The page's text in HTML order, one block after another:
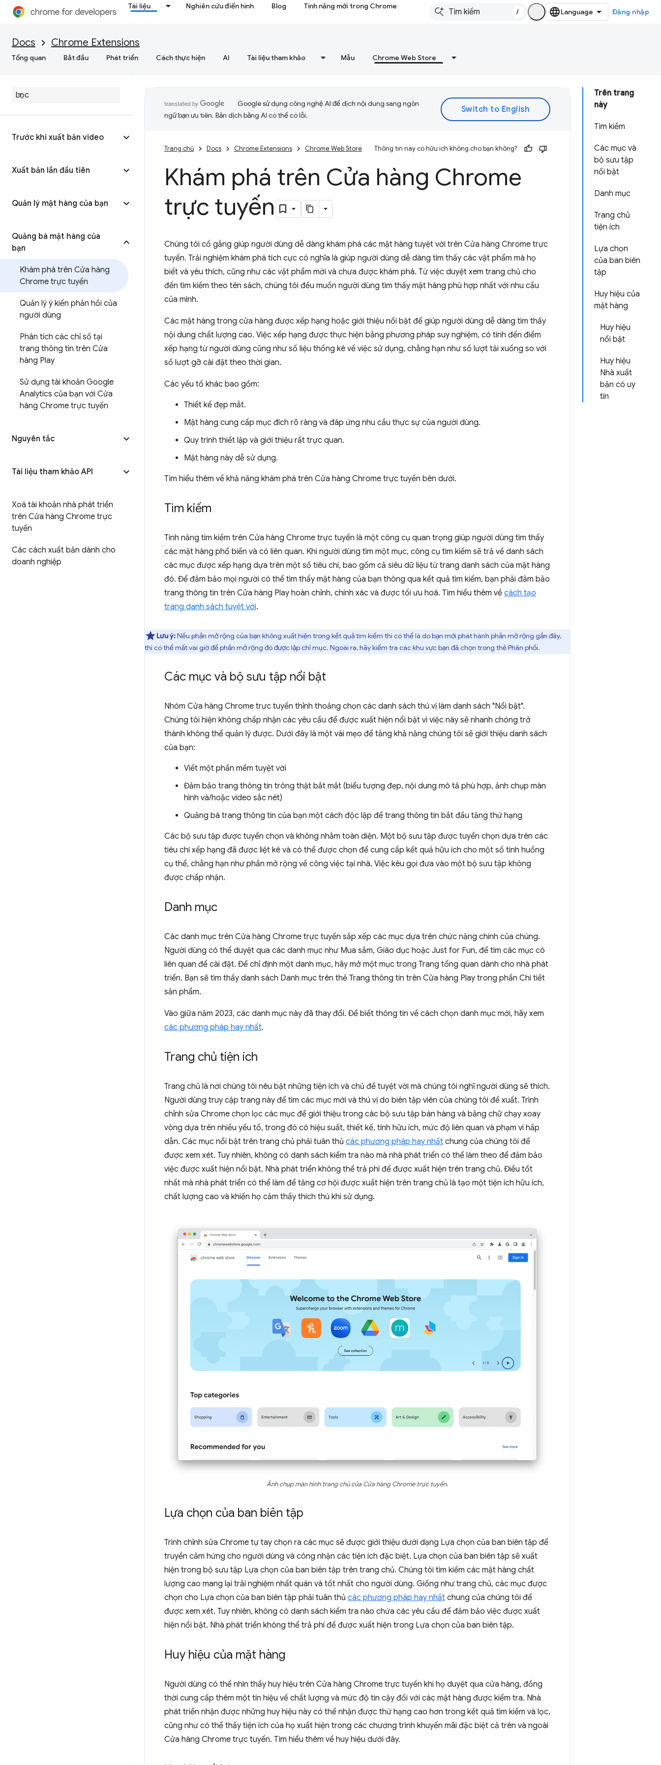
Tài liệu Nghiên cứu điển hình Blog Tính năng mới trong Chrome
/ Đăng nhập
Docs Chrome Extensions
Tổng quan Bắt đầu Phát triển Cách thực hiện AI Tài liệu tham khảo Mẫu Chrome Web Store
Trước khi xuất bản video
Xuất bản lần đầu tiên
Quản lý mặt hàng của bạn
Quảng bá mặt hàng của
bạn
Khám phá trên Cửa hàng
Chrome trực tuyến
Quản lý ý kiến phản hồi của
người dùng
Phân tích các chỉ số tại
trang thông tin trên Cửa
hàng Play
Sử dụng tài khoản Google
Analytics của bạn với Cửa
hàng Chrome trực tuyến
Nguyên tắc
Tài liệu tham khảo API
Xoá tài khoản nhà phát triển
trên Cửa hàng Chrome trực
tuyến
Các cách xuất bản dành cho
doanh nghiệp
Trên trang
này
Tìm kiếm
Các mục và
bộ sưu tập
nổi bật
Danh mục
Trang chủ
tiện ích
Lựa chọn
của ban biên
tập
Huy hiệu của
mặt hàng
Huy hiệu
nổi bật
Huy hiệu
Nhà xuất
bản có uy
tín
Google sử dụng công nghệ AI để dịch nội dung sang ngôn
ngữ bạn ưu tiên. Bản dịch bằng AI có thể có lỗi.
Trang chủ Docs Chrome Extensions Chrome Web Store Thông tin này có hữu ích không cho bạn không?
Khám phá trên Cửa hàng Chrome
trực tuyến
Chúng tôi cố gắng giúp người dùng dễ dàng khám phá các mặt hàng tuyệt vời trên Cửa hàng Chrome trực
tuyến. Trải nghiệm khám phá tích cực có nghĩa là giúp người dùng dễ dàng tìm thấy các vật phẩm mà họ
biết và yêu thích, cũng như các vật phẩm mới và chưa được khám phá. Từ việc duyệt xem trang chủ cho
đến tìm kiếm theo tên sách, chúng tôi đều muốn người dùng tìm thấy mặt hàng phù hợp nhất với nhu cầu
của mình.
Các mặt hàng trong cửa hàng được xếp hạng hoặc giới thiệu nổi bật để giúp người dùng dễ dàng tìm thấy
nội dung chất lượng cao. Việc xếp hạng được thực hiện bằng phương pháp suy nghiệm, có tính đến điểm
xếp hạng từ người dùng cũng như số liệu thống kê về việc sử dụng, chẳng hạn như số lượt tải xuống so với
số lượt gỡ cài đặt theo thời gian.
Các yếu tố khác bao gồm:
Thiết kế đẹp mắt.
Mặt hàng cung cấp mục đích rõ ràng và đáp ứng nhu cầu thực sự của người dùng.
Quy trình thiết lập và giới thiệu rất trực quan.
Mặt hàng này dễ sử dụng.
Tìm hiểu thêm về khả năng khám phá trên Cửa hàng Chrome trực tuyến bên dưới.
Tìm kiếm
Tính năng tìm kiếm trên Cửa hàng Chrome trực tuyến là một công cụ quan trọng giúp người dùng tìm thấy
các mặt hàng phổ biến và có liên quan. Khi người dùng tìm một mục, công cụ tìm kiếm sẽ trả về danh sách
các mục được xếp hạng dựa trên một số tiêu chí, bao gồm cả siêu dữ liệu từ trang danh sách của mặt hàng
đó. Để đảm bảo mọi người có thể tìm thấy mặt hàng của bạn thông qua kết quả tìm kiếm, bạn phải đảm bảo
trang thông tin trên Cửa hàng Play hoàn chỉnh, chính xác và được tối ưu hoá. Tìm hiểu thêm về cách tạo
trang danh sách tuyệt vời.
Lưu ý:Nếu phần mở rộng của bạn không xuất hiện trong kết quả tìm kiếm thì có thể là do bạn mới phát hành phần mở rộng gần đây,
thì có thể mất vài giờ để phần mở rộng đó được lập chỉ mục. Ngoài ra, hãy kiểm tra các khu vực bạn đã chọn trong thẻ Phân phối.
Các mục và bộ sưu tập nổi bật
Nhóm Cửa hàng Chrome trực tuyến thỉnh thoảng chọn các danh sách thú vị làm danh sách "Nổi bật".
Chúng tôi hiện không chấp nhận các yêu cầu để được xuất hiện nổi bật vì việc này sẽ nhanh chóng trở
thành không thể quản lý được. Dưới đây là một vài mẹo để tăng khả năng chúng tôi sẽ giới thiệu danh sách
của bạn:
Viết một phần mềm tuyệt vời
Đảm bảo trang thông tin trông thật bắt mắt (biểu tượng đẹp, nội dung mô tả phù hợp, ảnh chụp màn
hình và/hoặc video sắc nét)
Quảng bá trang thông tin của bạn một cách độc lập để trang thông tin bắt đầu tăng thứ hạng
Các bộ sưu tập được tuyển chọn và không nhằm toàn diện. Một bộ sưu tập được tuyển chọn dựa trên các
tiêu chí xếp hạng đã được liệt kê và có thể được chọn để cung cấp kết quả hữu ích cho một số tình huống
cụ thể, chẳng hạn như phần mở rộng về công việc tại nhà. Việc kêu gọi đưa vào một bộ sưu tập không
được chấp nhận.
Danh mục
Các danh mục trên Cửa hàng Chrome trực tuyến sắp xếp các mục dựa trên chức năng chính của chúng.
Người dùng có thể duyệt qua các danh mục như Mua sắm, Giáo dục hoặc Just for Fun, để tìm các mục có
liên quan để cài đặt. Để chỉ định một danh mục, hãy mở một mục trong Trang tổng quan dành cho nhà phát
triển. Bạn sẽ tìm thấy danh sách Danh mục trên thẻ Trang thông tin trên Cửa hàng Play trong phần Chi tiết
sản phẩm.
Vào giữa năm 2023, các danh mục này đã thay đổi. Để biết thông tin về cách chọn danh mục mới, hãy xem
các phương pháp hay nhất.
Trang chủ tiện ích
Trang chủ là nơi chúng tôi nêu bật những tiện ích và chủ đề tuyệt vời mà chúng tôi nghĩ người dùng sẽ thích.
Người dùng truy cập trang này để tìm các mục mới và thú vị do biên tập viên của chúng tôi đề xuất. Trình
chỉnh sửa Chrome chọn lọc các mục để giới thiệu trong các bộ sưu tập bán hàng và bảng chữ chạy xoay
vòng dựa trên nhiều yếu tố, trong đó có hiệu suất, thiết kế, tính hữu ích, mức độ liên quan và phạm vi hấp
dẫn. Các mục nổi bật trên trang chủ phải tuân thủ các phương pháp hay nhất chung của chúng tôi để
được xem xét. Tuy nhiên, không có danh sách kiểm tra nào mà nhà phát triển có thể làm theo để đảm bảo
việc được xuất hiện nổi bật. Nhà phát triển không thể trả phí để được xuất hiện trên trang chủ. Điều tốt
nhất mà nhà phát triển có thể làm để tăng cơ hội được xuất hiện trên trang chủ là tạo một tiện ích hữu ích,
chất lượng cao và khiến họ cảm thấy thích thú khi sử dụng.
Ảnh chụp màn hình trang chủ của Cửa hàng Chrome trực tuyến.
Lựa chọn của ban biên tập
Trình chỉnh sửa Chrome tự tay chọn ra các mục sẽ được giới thiệu dưới dạng Lựa chọn của ban biên tập để
truyền cảm hứng cho người dùng và công nhận các tiện ích đặc biệt. Lựa chọn của ban biên tập sẽ xuất
hiện trong bộ sưu tập Lựa chọn của ban biên tập trên trang chủ. Chúng tôi tìm kiếm các mặt hàng chất
lượng cao mang lại trải nghiệm nhất quán và tốt nhất cho người dùng. Giống như trang chủ, các mục được
chọn cho Lựa chọn của ban biên tập phải tuân thủ các phương pháp hay nhất chung của chúng tôi để
được xem xét. Tuy nhiên, không có danh sách kiểm tra nào chứa các yêu cầu để đảm bảo việc được xuất
hiện nổi bật. Nhà phát triển không thể trả phí để được xuất hiện trong Lựa chọn của ban biên tập.
Huy hiệu của mặt hàng
Người dùng có thể nhìn thấy huy hiệu trên Cửa hàng Chrome trực tuyến khi họ duyệt qua cửa hàng, đồng
thời cung cấp thêm một tín hiệu về chất lượng và mức độ tin cậy đối với các mặt hàng được kiểm tra. Nhà
phát triển nhận được những huy hiệu này có thể nhận được thứ hạng cao hơn trong kết quả tìm kiếm và lọc,
cũng như có thể thấy tiện ích của họ xuất hiện trong các chương trình khuyến mãi đặc biệt cả trên và ngoài
Cửa hàng Chrome trực tuyến. Tìm hiểu thêm về huy hiệu dưới đây.